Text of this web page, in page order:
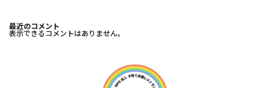
最近のコメント
表示できるコメントはありません。